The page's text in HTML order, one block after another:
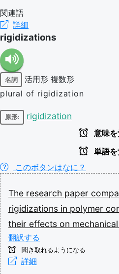
関連語
詳細
rigidizations
名詞 活用形 複数形
plural of rigidization
原形: rigidization
意味
単語
このボタンはなに？
The research paper
rigidizations in polymer
their effects on mechanical
翻訳する
聞き取れるようになる
詳細